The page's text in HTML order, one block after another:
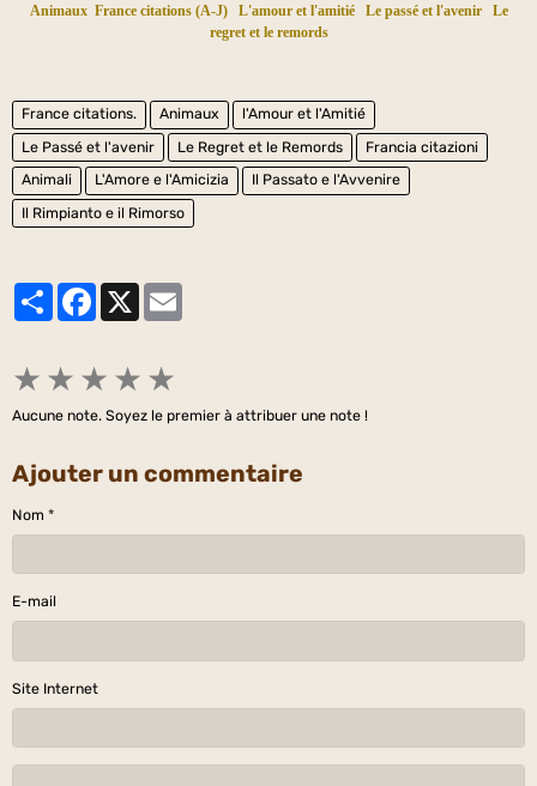
Animaux France citations (A-J) L'amour et l'amitié Le passé et l'avenir
Le
regret et le remords
France citations. Animaux
l'Amour et l'Amitié
Le Passé et l'avenir
Le Regret et le Remords
Francia citazioni
Animali
L'Amore e l'Amicizia
Il Passato e l'Avvenire
Il Rimpianto e il Rimorso
PartagerFacebook
X
★ ★ ★ ★ ★
Aucune note. Soyez le premier à attribuer une note !
Ajouter un commentaire
Nom
E-mail
Site Internet